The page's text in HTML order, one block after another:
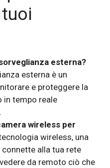
esterna?
esterna è un
e proteggere la
in tempo reale
wireless per
wireless, una
alla tua rete
da remoto ciò che